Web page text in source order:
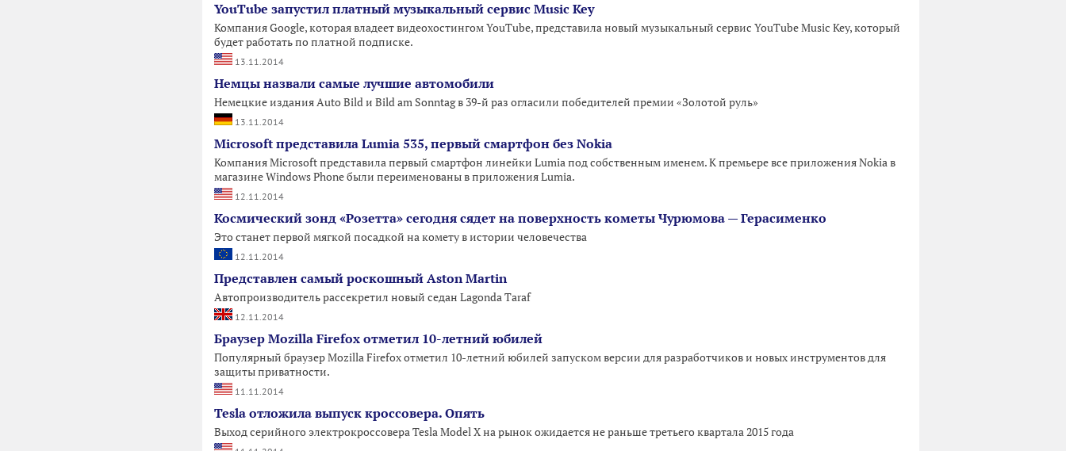
YouTube запустил платный музыкальный сервис Music Key
Компания Google, которая владеет видеохостингом YouTube, представила новый музыкальный сервис YouTube Music Key, который
будет работать по платной подписке.
13.11.2014
Немцы назвали самые лучшие автомобили
Немецкие издания Auto Bild и Bild am Sonntag в 39-й раз огласили победителей премии «Золотой руль»
13.11.2014
Microsoft представила Lumia 535, первый смартфон без Nokia
Компания Microsoft представила первый смартфон линейки Lumia под собственным именем. К премьере все приложения Nokia в
магазине Windows Phone были переименованы в приложения Lumia.
12.11.2014
Космический зонд «Розетта» сегодня сядет на поверхность кометы Чурюмова — Герасименко
Это станет первой мягкой посадкой на комету в истории человечества
12.11.2014
Представлен самый роскошный Aston Martin
Автопроизводитель рассекретил новый седан Lagonda Taraf
12.11.2014
Браузер Mozilla Firefox отметил 10-летний юбилей
Популярный браузер Mozilla Firefox отметил 10-летний юбилей запуском версии для разработчиков и новых инструментов для
защиты приватности.
11.11.2014
Tesla отложила выпуск кроссовера. Опять
Выход серийного электрокроссовера Tesla Model X на рынок ожидается не раньше третьего квартала 2015 года